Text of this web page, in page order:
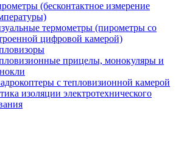
(бесконтактное измерение
термометры (пирометры со
цифровой камерой)
прицелы, монокуляры и
с тепловизионной камерой
изоляции электротехнического